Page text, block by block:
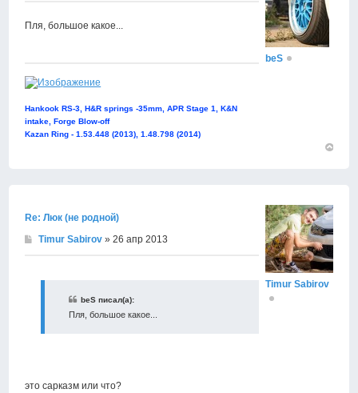
Пля, большое какое...
Hankook RS-3, H&R springs -35mm, APR Stage 1, K&N
intake, Forge Blow-off
Kazan Ring - 1.53.448 (2013), 1.48.798 (2014)
beS
Re: Люк (не родной)
Timur Sabirov » 26 апр 2013
beS писал(а):
Пля, большое какое...
это сарказм или что?
Timur Sabirov